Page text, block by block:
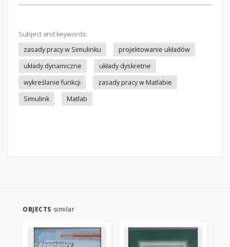
Subject and keywords:
zasady pracy w Simulinku
projektowanie układów
układy dynamiczne
układy dyskretne
wykreślanie funkcji
zasady pracy w Matlabie
Simulink
Matlab
OBJECTS similar